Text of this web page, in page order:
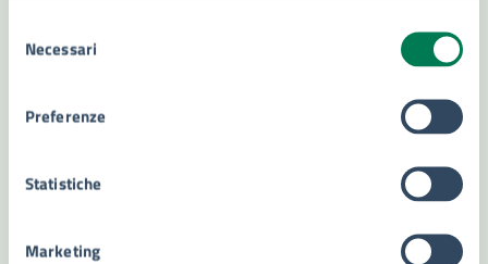
delNecessari
Preferenze
Statistiche
Marketing
Contatta il comune
Numero verde 800299507